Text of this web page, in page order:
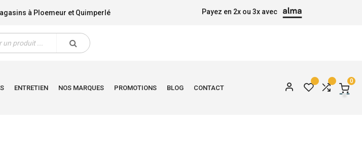
à Ploemeur et Quimperlé Payez en 2x ou 3x avec
ENTRETIEN NOS MARQUES PROMOTIONS BLOG CONTACT
0